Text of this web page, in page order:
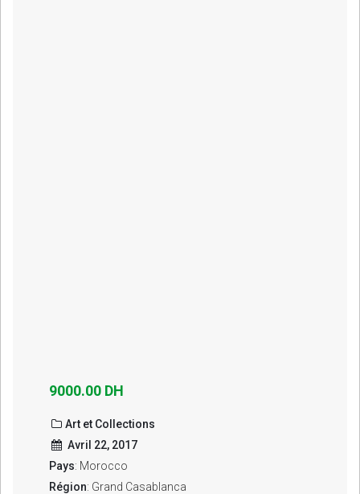
9000.00 DH
Art et Collections
Avril 22, 2017
Pays: Morocco
Région: Grand Casablanca